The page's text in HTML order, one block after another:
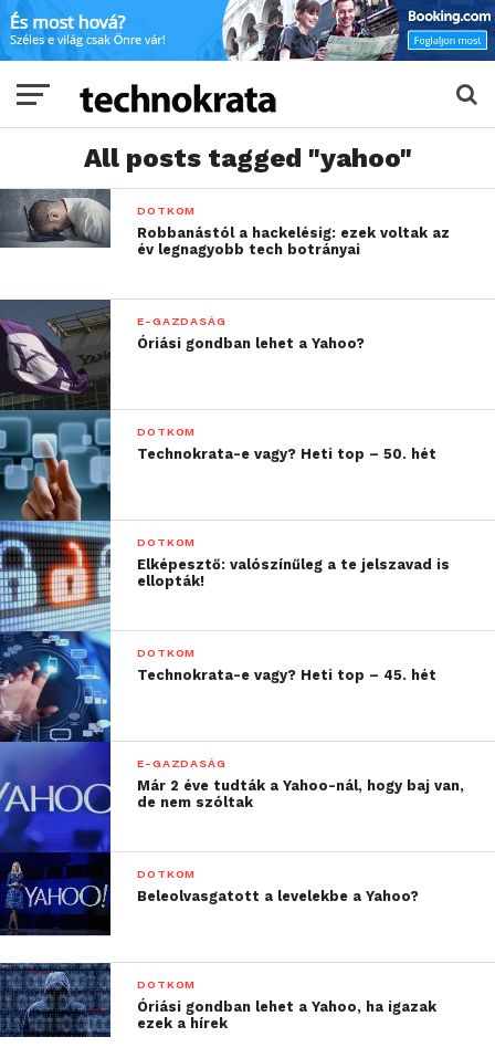
All posts tagged "yahoo"
DOTKOM
Robbanástól a hackelésig: ezek voltak az
év legnagyobb tech botrányai
E-GAZDASÁG
Óriási gondban lehet a Yahoo?
DOTKOM
Technokrata-e vagy? Heti top – 50. hét
DOTKOM
Elképesztő: valószínűleg a te jelszavad is
ellopták!
DOTKOM
Technokrata-e vagy? Heti top – 45. hét
E-GAZDASÁG
Már 2 éve tudták a Yahoo-nál, hogy baj van,
de nem szóltak
DOTKOM
Beleolvasgatott a levelekbe a Yahoo?
DOTKOM
Óriási gondban lehet a Yahoo, ha igazak
ezek a hírek